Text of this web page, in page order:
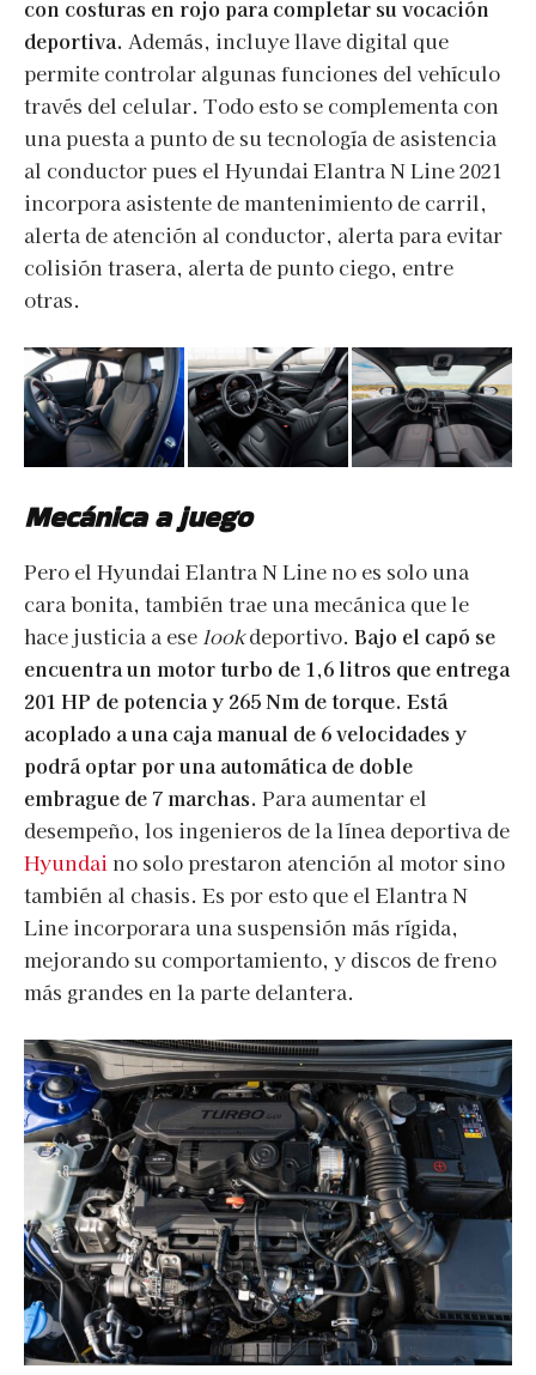
con costuras en rojo para completar su vocación
deportiva. Además, incluye llave digital que
permite controlar algunas funciones del vehículo
través del celular. Todo esto se complementa con
una puesta a punto de su tecnología de asistencia
al conductor pues el Hyundai Elantra N Line 2021
incorpora asistente de mantenimiento de carril,
alerta de atención al conductor, alerta para evitar
colisión trasera, alerta de punto ciego, entre
otras.
Mecánica a juego
Pero el Hyundai Elantra N Line no es solo una
cara bonita, también trae una mecánica que le
hace justicia a ese lookdeportivo. Bajo el capó se
encuentra un motor turbo de 1,6 litros que entrega
201 HP de potencia y 265 Nm de torque. Está
acoplado a una caja manual de 6 velocidades y
podrá optar por una automática de doble
embrague de 7 marchas. Para aumentar el
desempeño, los ingenieros de la línea deportiva de
Hyundaino solo prestaron atención al motor sino
también al chasis. Es por esto que el Elantra N
Line incorporara una suspensión más rígida,
mejorando su comportamiento, y discos de freno
más grandes en la parte delantera.